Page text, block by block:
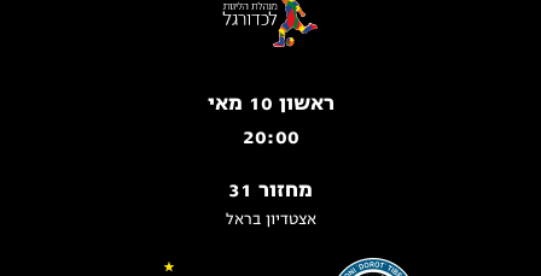
ראשון 10 מאי
20:00
מחזור 31
אצטדיון בראל